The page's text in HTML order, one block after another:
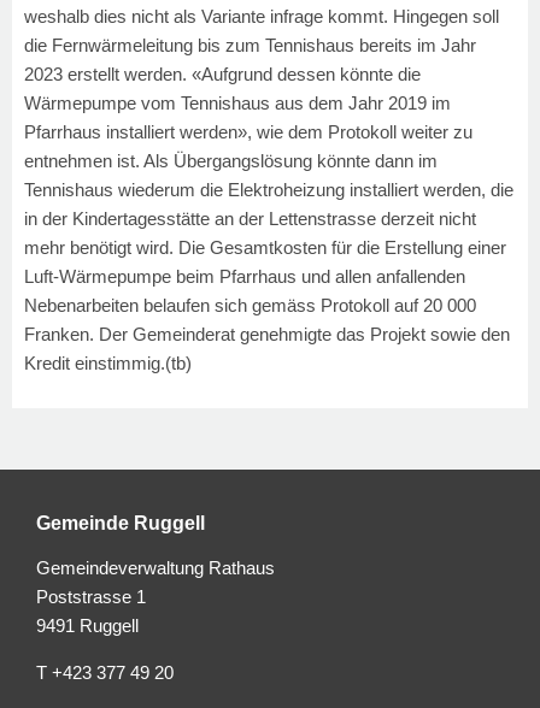
weshalb dies nicht als Variante infrage kommt. Hingegen soll
die Fernwärmeleitung bis zum Tennishaus bereits im Jahr
2023 erstellt werden. «Aufgrund dessen könnte die
Wärmepumpe vom Tennishaus aus dem Jahr 2019 im
Pfarrhaus installiert werden», wie dem Protokoll weiter zu
entnehmen ist. Als Übergangslösung könnte dann im
Tennishaus wiederum die Elektroheizung installiert werden, die
in der Kindertagesstätte an der Lettenstrasse derzeit nicht
mehr benötigt wird. Die Gesamtkosten für die Erstellung einer
Luft-Wärmepumpe beim Pfarrhaus und allen anfallenden
Nebenarbeiten belaufen sich gemäss Protokoll auf 20 000
Franken. Der Gemeinderat genehmigte das Projekt sowie den
Kredit einstimmig.(tb)
Gemeinde Ruggell
Gemeindeverwaltung Rathaus
Poststrasse 1
9491 Ruggell
T +423 377 49 20